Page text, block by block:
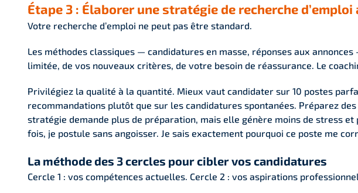
Étape 3 : Élaborer une stratégie de recherche
Votre recherche d’emploi ne peut pas être standard.
Les méthodes classiques — candidatures en masse, réponses aux
limitée, de vos nouveaux critères, de votre besoin de réassurance. Le
Privilégiez la qualité à la quantité. Mieux vaut candidater sur 10 postes
recommandations plutôt que sur les candidatures spontanées. Préparez
stratégie demande plus de préparation, mais elle génère moins de stress
fois, je postule sans angoisser. Je sais exactement pourquoi ce poste me
La méthode des 3 cercles pour cibler vos candidatures
Cercle 1 : vos compétences actuelles. Cercle 2 : vos aspirations